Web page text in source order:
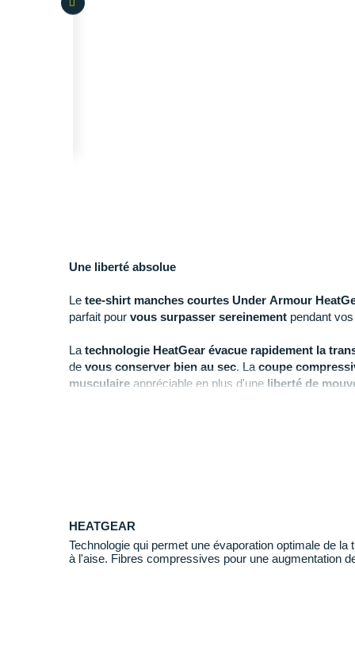
Une liberté absolue
Le tee-shirt manches courtes Under Armour
parfait pour vous surpasser sereinement pendant
La technologie HeatGear évacue rapidement la
de vous conserver bien au sec. La coupe
musculaire appréciable en plus d'une liberté de
HEATGEAR
Technologie qui permet une évaporation optimale de
à l'aise. Fibres compressives pour une augmentation